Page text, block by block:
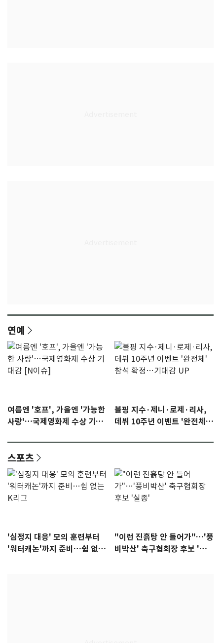
연예
여름엔 '호프', 가을엔 '가능한
사랑'…국제영화제 수상 기대
블핑 지수·제니·로제·리사,
데뷔 10주년 이벤트 '완전체'
스포츠
'심정지 대응' 모의 훈련부터
'워터캐논'까지 준비…쉼 없는
"이런 진흙탕 안 들어가"…'풍
비박산' 축구협회장 후보 '실